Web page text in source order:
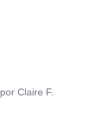
porClaire F.